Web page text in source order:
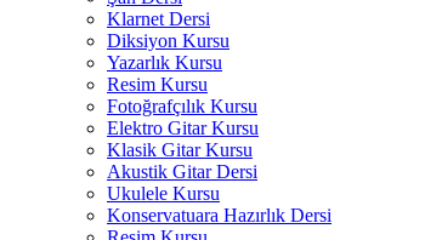
Klarnet Dersi
Diksiyon Kursu
Yazarlık Kursu
Resim Kursu
Fotoğrafçılık Kursu
Elektro Gitar Kursu
Klasik Gitar Kursu
Akustik Gitar Dersi
Ukulele Kursu
Konservatuara Hazırlık Dersi